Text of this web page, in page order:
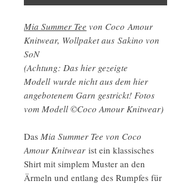
Mia Summer Tee von Coco Amour
Knitwear, Wollpaket aus Sakino von
SoN
(Achtung: Das hier gezeigte
Modell wurde nicht aus dem hier
angebotenem Garn gestrickt! Fotos
vom Modell ©Coco Amour Knitwear)
Das Mia Summer Tee von Coco
Amour Knitwear ist ein klassisches
Shirt mit simplem Muster an den
Ärmeln und entlang des Rumpfes für